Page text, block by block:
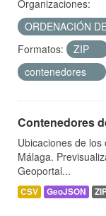
Organizaciones:
ORDENACIÓN
Formatos:
ZIP
contenedores
Contenedores
Ubicaciones de
Málaga.
Geoportal...
CSV GeoJSON